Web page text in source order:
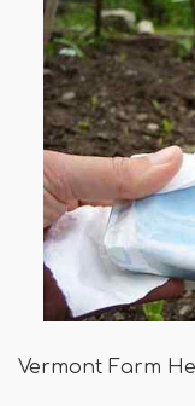
Vermont Farm